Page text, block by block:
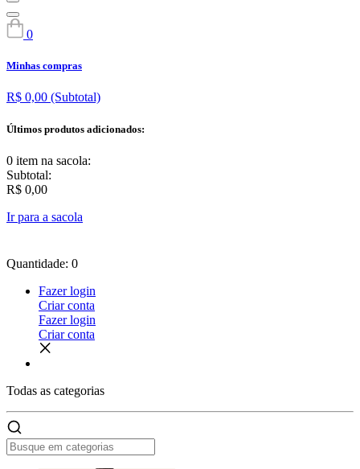
0
Minhas compras
R$ 0,00 (Subtotal)
Últimos produtos adicionados:
0 item na sacola:
Subtotal:
R$ 0,00
Ir para a sacola
Quantidade: 0
Fazer login
Criar conta
Fazer login
Criar conta
Todas as categorias